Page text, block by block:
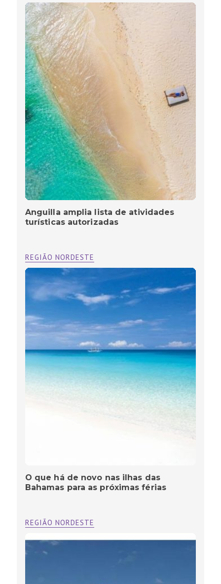
Anguilla amplia lista de atividades
turísticas autorizadas
REGIÃO NORDESTE
O que há de novo nas ilhas das
Bahamas para as próximas férias
REGIÃO NORDESTE